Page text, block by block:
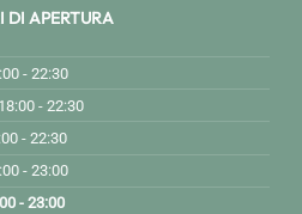
DI APERTURA
- 22:30
18:00 - 22:30
- 22:30
- 23:00
- 23:00